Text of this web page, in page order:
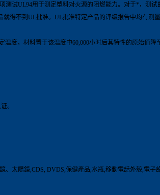
试UL94用于测定塑料对火源的阻燃能力。对于*，测
得不到UL批准。UL批准特定产品的评级报告中均有
度，材料置于该温度中60,000小时后其特性的原始值
。
太陽鏡,CDS, DVDS,保健產品,水瓶,移動電話外殼,電子